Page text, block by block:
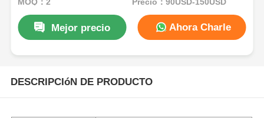
Mejor precio Ahora Charle
DESCRIPCIóN DE PRODUCTO